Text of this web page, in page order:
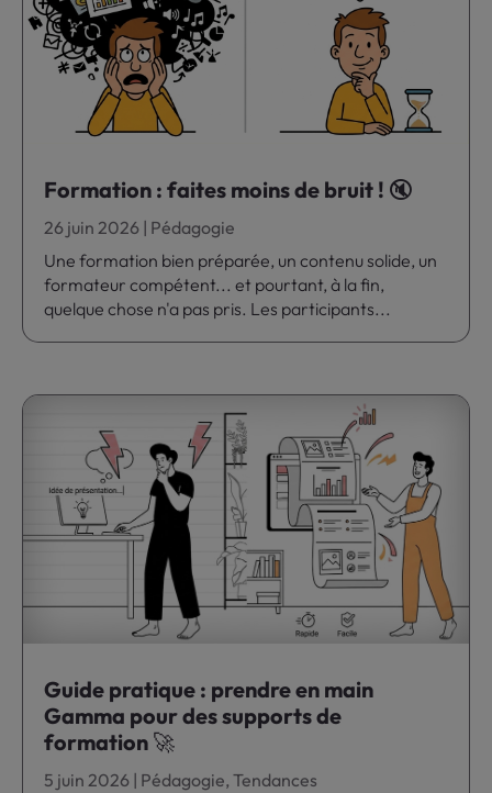
Formation : faites moins de bruit ! 🔇
26 juin 2026 | Pédagogie
Une formation bien préparée, un contenu solide, un
formateur compétent... et pourtant, à la fin,
quelque chose n'a pas pris. Les participants...
Guide pratique : prendre en main
Gamma pour des supports de
formation 🚀
5 juin 2026 | Pédagogie,Tendances